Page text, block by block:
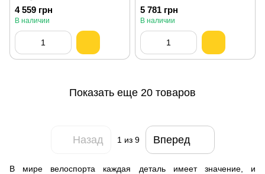
чехол 832523
4 559 грн
В наличии
833317
5 781 грн
В наличии
Показать еще 20 товаров
Назад 1 из 9 Вперед
В мире велоспорта каждая деталь имеет значение, и